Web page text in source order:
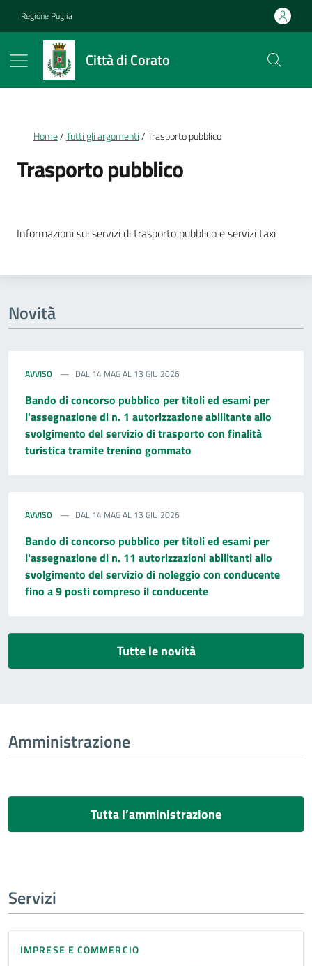
Regione Puglia
Città di Corato
Briciole di pane
Home Tutti gli argomenti Trasporto pubblico
Trasporto pubblico
Informazioni sui servizi di trasporto pubblico e servizi taxi
Novità
AVVISO DAL 14 MAG AL 13 GIU 2026
Bando di concorso pubblico per titoli ed esami per
l'assegnazione di n. 1 autorizzazione abilitante allo
svolgimento del servizio di trasporto con finalità
turistica tramite trenino gommato
AVVISO DAL 14 MAG AL 13 GIU 2026
Bando di concorso pubblico per titoli ed esami per
l'assegnazione di n. 11 autorizzazioni abilitanti allo
svolgimento del servizio di noleggio con conducente
fino a 9 posti compreso il conducente
Tutte le novità
Amministrazione
Tutta l’amministrazione
Servizi
IMPRESE E COMMERCIO